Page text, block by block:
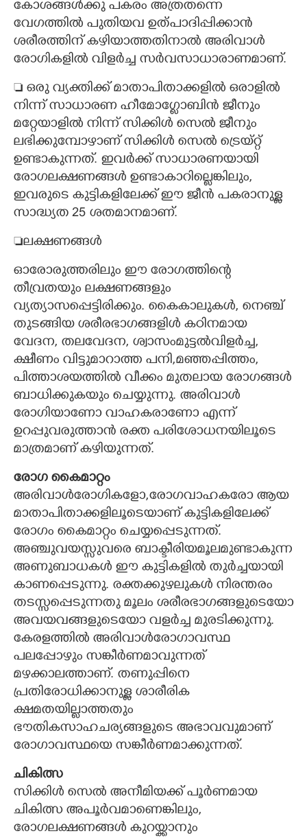
കോശങ്ങൾക്കു പകരം അത്രതന്നെ
വേഗത്തിൽ പുതിയവ ഉത്പാദിപ്പിക്കാൻ
ശരീരത്തിന് കഴിയാത്തതിനാൽ അരിവാൾ
രോഗികളിൽ വിളർച്ച സർവസാധാരാണമാണ്.
 ഒരു വ്യക്തിക്ക് മാതാപിതാക്കളിൽ ഒരാളിൽ
നിന്ന് സാധാരണ ഹീമോഗ്ലോബിൻ ജീനും
മറ്റേയാളിൽ നിന്ന് സിക്കിൾ സെൽ ജീനും
ലഭിക്കുമ്പോഴാണ് സിക്കിൾ സെൽ ട്രെയ്റ്റ്
ഉണ്ടാകുന്നത്. ഇവർക്ക് സാധാരണയായി
രോഗലക്ഷണങ്ങൾ ഉണ്ടാകാറില്ലെങ്കിലും,
ഇവരുടെ കുട്ടികളിലേക്ക് ഈ ജീൻ പകരാനുള്ള
സാദ്ധ്യത 25 ശതമാനമാണ്.
ലക്ഷണങ്ങൾ
ഓരോരുത്തരിലും ഈ രോഗത്തിന്റെ
തീവ്രതയും ലക്ഷണങ്ങളും
വ്യത്യാസപ്പെട്ടിരിക്കും. കൈകാലുകൾ, നെഞ്ച്
തുടങ്ങിയ ശരീരഭാഗങ്ങളിൾ കഠിനമായ
വേദന, തലവേദന, ശ്വാസംമുട്ടൽവിളർച്ച,
ക്ഷീണം വിട്ടുമാറാത്ത പനി,​മഞ്ഞപ്പിത്തം,
പിത്താശയത്തിൽ വീക്കം മുതലായ രോഗങ്ങൾ
ബാധിക്കുകയും ചെയ്യുന്നു. അരിവാൾ
രോഗിയാണോ വാഹകരാണോ എന്ന്
ഉറപ്പുവരുത്താൻ രക്ത പരിശോധനയിലൂടെ
മാത്രമാണ് കഴിയുന്നത്.
രോഗ കൈമാറ്റം
അരിവാൾരോഗികളോ,രോഗവാഹകരോ ആയ
മാതാപിതാക്കളിലൂടെയാണ് കുട്ടികളിലേക്ക്
രോഗം കൈമാറ്റം ചെയ്യപ്പെടുന്നത്.
അഞ്ചുവയസ്സുവരെ ബാക്ടീരിയമൂലമുണ്ടാകുന്ന
അണുബാധകൾ ഈ കുട്ടികളിൽ തുർച്ചയായി
കാണപ്പെടുന്നു. രക്തക്കുഴലുകൾ നിരന്തരം
തടസ്സപ്പെടുന്നതു മൂലം ശരീരഭാഗങ്ങളുടെയോ
അവയവങ്ങളുടെയോ വളർച്ച മുരടിക്കുന്നു.
കേരളത്തിൽ അരിവാൾരോഗാവസ്ഥ
പലപ്പോഴും സങ്കീർണമാവുന്നത്
മഴക്കാലത്താണ്. തണുപ്പിനെ
പ്രതിരോധിക്കാനുള്ള ശാരീരിക
ക്ഷമതയില്ലാത്തതും
ഭൗതികസാഹചര്യങ്ങളുടെ അഭാവവുമാണ്
രോഗാവസ്ഥയെ സങ്കീർണമാക്കുന്നത്.
ചികിത്സ
സിക്കിൾ സെൽ അനീമിയക്ക് പൂർണമായ
ചികിത്സ അപൂർവമാണെങ്കിലും,
രോഗലക്ഷണങ്ങൾ കുറയ്ക്കാനും